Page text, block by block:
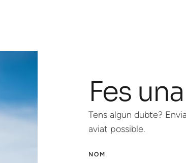
Fes
Tens algun dubte?
aviat possible.
NOM